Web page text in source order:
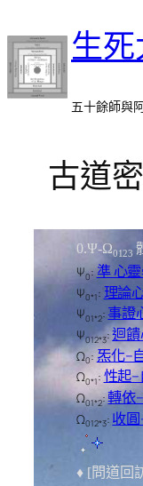
至
主
要
內
生
五十餘師與
古道
0.Ψ-Ω0123
Ψ0:準 心
Ψ0*1: 理論
Ψ01*2:事證
Ψ012*3:迴
Ω0:炁化–
Ω0*1: 性起
Ω01*2:轉依
Ω012*3: 收
♦ [問道回